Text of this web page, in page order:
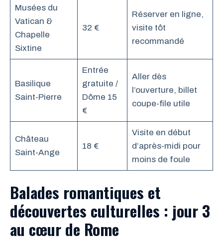
Musées du
Vatican &
Chapelle
Sixtine
32 €
Réserver en ligne,
visite tôt
recommandé
Basilique
Saint-Pierre
Entrée
gratuite /
Dôme 15
€
Aller dès
l’ouverture, billet
coupe-file utile
Château
Saint-Ange
18 €
Visite en début
d’après-midi pour
moins de foule
Balades romantiques et
découvertes culturelles : jour 3
au cœur de Rome